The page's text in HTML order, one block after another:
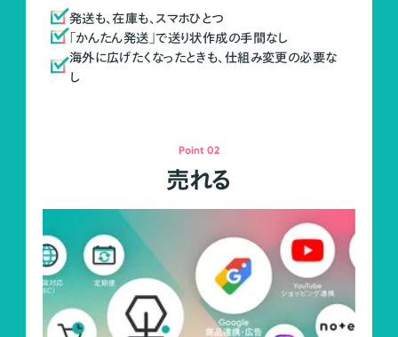
発送も、在庫も、スマホひとつ
「かんたん発送」で送り状作成の手間なし
海外に広げたくなったときも、仕組み変更の必要な
し
Point 02
売れる